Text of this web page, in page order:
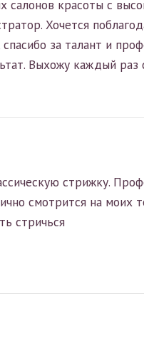
салонов красоты с
Хочется
за талант и
Выхожу каждый
стрижку.
смотрится на моих
стричься